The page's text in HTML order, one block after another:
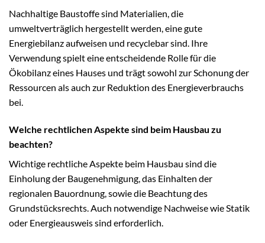
Nachhaltige Baustoffe sind Materialien, die
umweltverträglich hergestellt werden, eine gute
Energiebilanz aufweisen und recyclebar sind. Ihre
Verwendung spielt eine entscheidende Rolle für die
Ökobilanz eines Hauses und trägt sowohl zur Schonung der
Ressourcen als auch zur Reduktion des Energieverbrauchs
bei.
Welche rechtlichen Aspekte sind beim Hausbau zu
beachten?
Wichtige rechtliche Aspekte beim Hausbau sind die
Einholung der Baugenehmigung, das Einhalten der
regionalen Bauordnung, sowie die Beachtung des
Grundstücksrechts. Auch notwendige Nachweise wie Statik
oder Energieausweis sind erforderlich.